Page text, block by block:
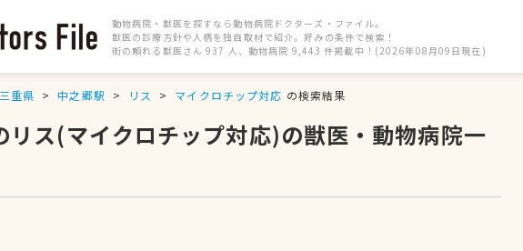
動物病院・獣医を探すなら動物病院ドクターズ・ファイル。
獣医の診療方針や人柄を独自取材で紹介。好みの条件で検索！
街の頼れる獣医さん 937 人、動物病院 9,443 件掲載中！(2026年08月09日現在)
三重県 中之郷駅 リス マイクロチップ対応 の検索結果
リス(マイクロチップ対応)の獣医・動物病院一